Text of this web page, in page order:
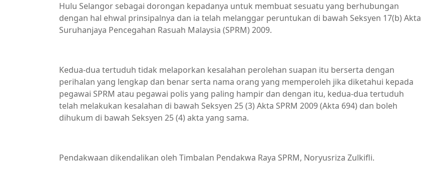
Hulu Selangor sebagai dorongan kepadanya untuk membuat sesuatu yang berhubungan
dengan hal ehwal prinsipalnya dan ia telah melanggar peruntukan di bawah Seksyen 17(b) Akta
Suruhanjaya Pencegahan Rasuah Malaysia (SPRM) 2009.
Kedua-dua tertuduh tidak melaporkan kesalahan perolehan suapan itu berserta dengan
perihalan yang lengkap dan benar serta nama orang yang memperoleh jika diketahui kepada
pegawai SPRM atau pegawai polis yang paling hampir dan dengan itu, kedua-dua tertuduh
telah melakukan kesalahan di bawah Seksyen 25 (3) Akta SPRM 2009 (Akta 694) dan boleh
dihukum di bawah Seksyen 25 (4) akta yang sama.
Pendakwaan dikendalikan oleh Timbalan Pendakwa Raya SPRM, Noryusriza Zulkifli.